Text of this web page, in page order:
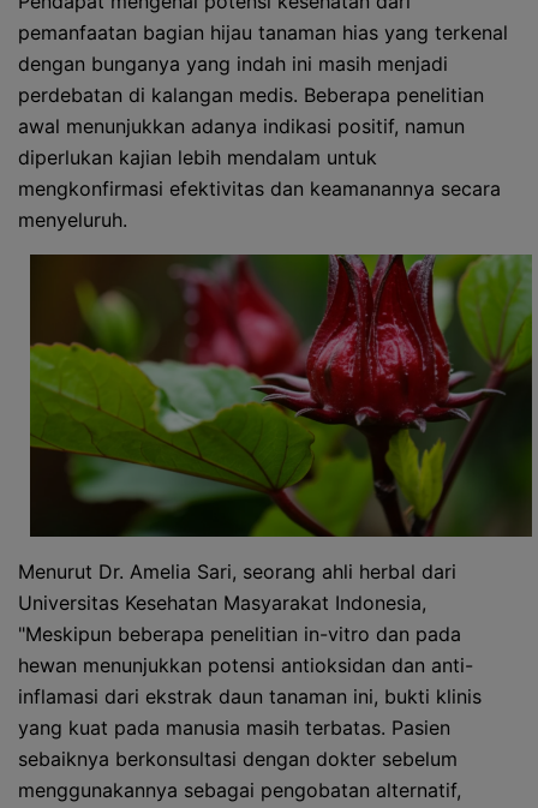
pemanfaatan bagian hijau tanaman hias yang terkenal
dengan bunganya yang indah ini masih menjadi
perdebatan di kalangan medis. Beberapa penelitian
awal menunjukkan adanya indikasi positif, namun
diperlukan kajian lebih mendalam untuk
mengkonfirmasi efektivitas dan keamanannya secara
menyeluruh.
Menurut Dr. Amelia Sari, seorang ahli herbal dari
Universitas Kesehatan Masyarakat Indonesia,
"Meskipun beberapa penelitian in-vitro dan pada
hewan menunjukkan potensi antioksidan dan anti-
inflamasi dari ekstrak daun tanaman ini, bukti klinis
yang kuat pada manusia masih terbatas. Pasien
sebaiknya berkonsultasi dengan dokter sebelum
menggunakannya sebagai pengobatan alternatif,